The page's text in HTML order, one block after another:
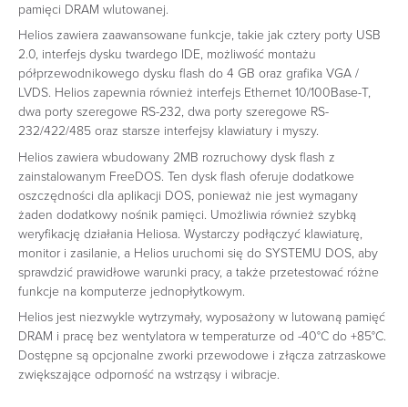
pamięci DRAM wlutowanej.
Helios zawiera zaawansowane funkcje, takie jak cztery porty USB
2.0, interfejs dysku twardego IDE, możliwość montażu
półprzewodnikowego dysku flash do 4 GB oraz grafika VGA /
LVDS. Helios zapewnia również interfejs Ethernet 10/100Base-T,
dwa porty szeregowe RS-232, dwa porty szeregowe RS-
232/422/485 oraz starsze interfejsy klawiatury i myszy.
Helios zawiera wbudowany 2MB rozruchowy dysk flash z
zainstalowanym FreeDOS. Ten dysk flash oferuje dodatkowe
oszczędności dla aplikacji DOS, ponieważ nie jest wymagany
żaden dodatkowy nośnik pamięci. Umożliwia również szybką
weryfikację działania Heliosa. Wystarczy podłączyć klawiaturę,
monitor i zasilanie, a Helios uruchomi się do SYSTEMU DOS, aby
sprawdzić prawidłowe warunki pracy, a także przetestować różne
funkcje na komputerze jednopłytkowym.
Helios jest niezwykle wytrzymały, wyposażony w lutowaną pamięć
DRAM i pracę bez wentylatora w temperaturze od -40°C do +85°C.
Dostępne są opcjonalne zworki przewodowe i złącza zatrzaskowe
zwiększające odporność na wstrząsy i wibracje.